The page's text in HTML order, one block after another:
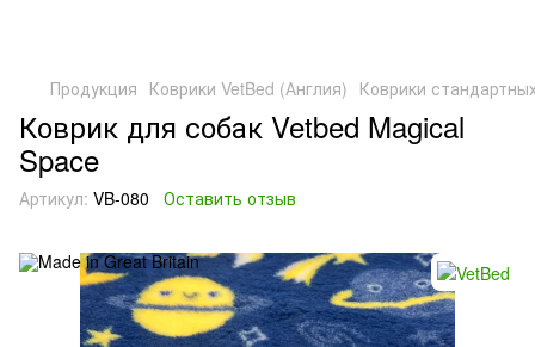
Продукция Коврики VetBed (Англия) Коврики
Коврик для собак Vetbed Magical
Space
Артикул: VB-080 Оставить отзыв